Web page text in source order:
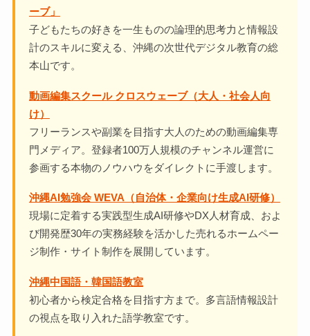
ーブ」
子どもたちの好きを一生ものの論理的思考力と情報設
計のスキルに変える、沖縄の次世代デジタル教育の総
本山です。
動画編集スクール クロスウェーブ（大人・社会人向
け）
フリーランスや副業を目指す大人のための動画編集専
門メディア。登録者100万人規模のチャンネル運営に
参画する本物のノウハウをダイレクトに手渡します。
沖縄AI勉強会 WEVA（自治体・企業向け生成AI研修）
現場に定着する実践型生成AI研修やDX人材育成、およ
び開発歴30年の実務経験を活かした売れるホームペー
ジ制作・サイト制作を展開しています。
沖縄中国語・韓国語教室
初心者から検定合格を目指す方まで。多言語情報設計
の視点を取り入れた語学教室です。